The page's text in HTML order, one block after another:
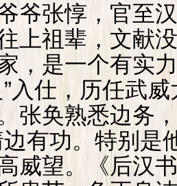
张惇，官至汉
上祖辈，文献
，是一个有实
入仕，历任武
张奂熟悉边务
边有功。特别是
威望。《后汉